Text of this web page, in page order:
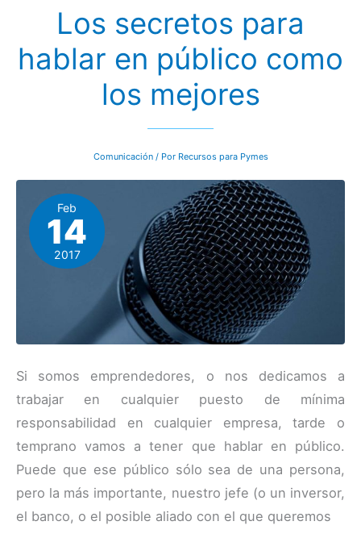
responde
Los secretos para
hablar en público como
los mejores
Comunicación/ Por Recursos para Pymes
Feb
14
2017
Si somos emprendedores, o nos dedicamos a
trabajar en cualquier puesto de mínima
responsabilidad en cualquier empresa, tarde o
temprano vamos a tener que hablar en público.
Puede que ese público sólo sea de una persona,
pero la más importante, nuestro jefe (o un inversor,
el banco, o el posible aliado con el que queremos